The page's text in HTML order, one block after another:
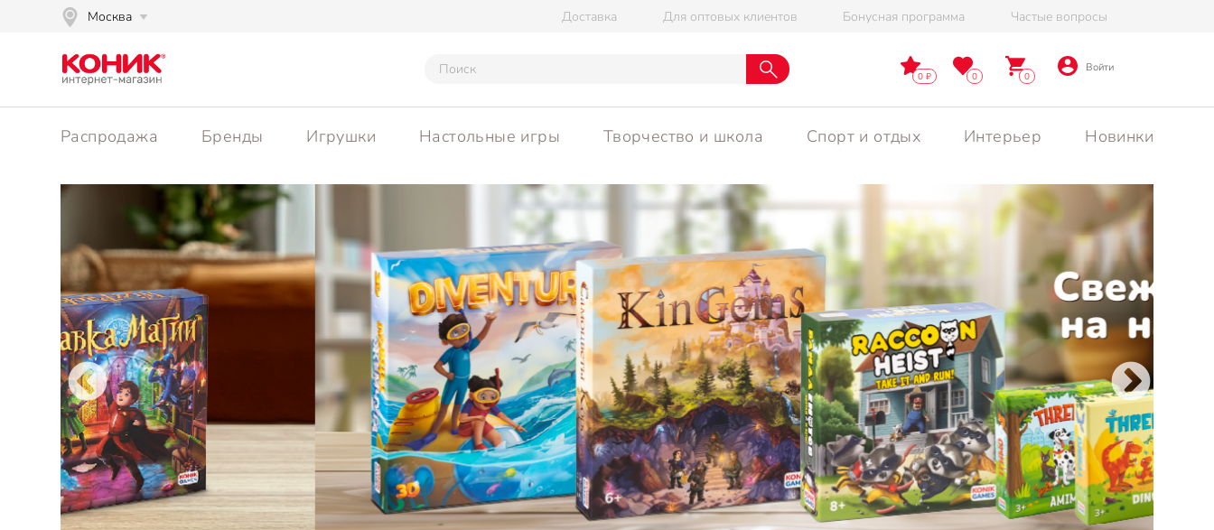
Москва Доставка Для оптовых клиентов Бонусная программа Частые вопросы
0 0 0
Войти
Распродажа Бренды Игрушки Настольные игры Творчество и школа Спорт и отдых Интерьер Новинки